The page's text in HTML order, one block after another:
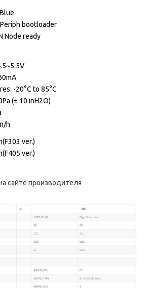
bootloader
Node ready
-20°C to 85°C
(± 10 inH2O)
h
ver.)
ver.)
сайте производителя